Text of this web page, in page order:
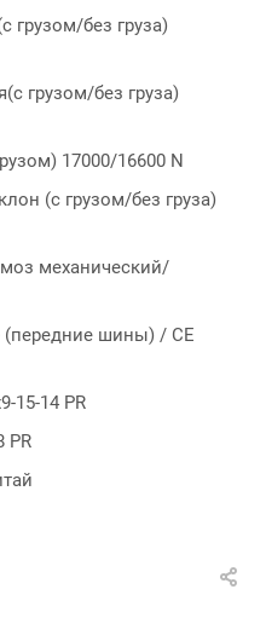
грузом/без груза)
грузом/без груза)
17000/16600 N
(с грузом/без груза)
механический/
шины) / CE
15-14 PR
PR